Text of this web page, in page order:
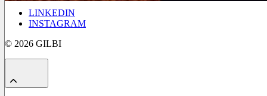
LINKEDIN
INSTAGRAM
© 2026 GILBI